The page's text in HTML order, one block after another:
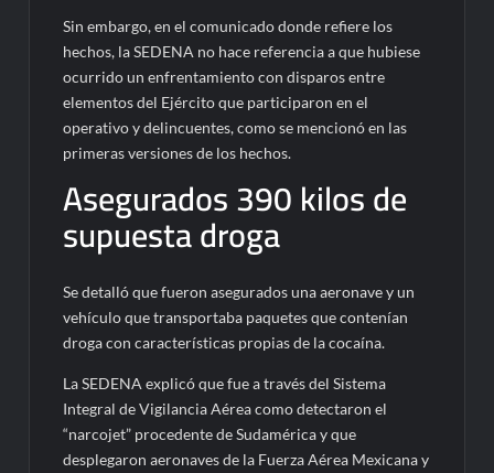
Sin embargo, en el comunicado donde refiere los
hechos, la SEDENA no hace referencia a que hubiese
ocurrido un enfrentamiento con disparos entre
elementos del Ejército que participaron en el
operativo y delincuentes, como se mencionó en las
primeras versiones de los hechos.
Asegurados 390 kilos de
supuesta droga
Se detalló que fueron asegurados una aeronave y un
vehículo que transportaba paquetes que contenían
droga con características propias de la cocaína.
La SEDENA explicó que fue a través del Sistema
Integral de Vigilancia Aérea como detectaron el
“narcojet” procedente de Sudamérica y que
desplegaron aeronaves de la Fuerza Aérea Mexicana y